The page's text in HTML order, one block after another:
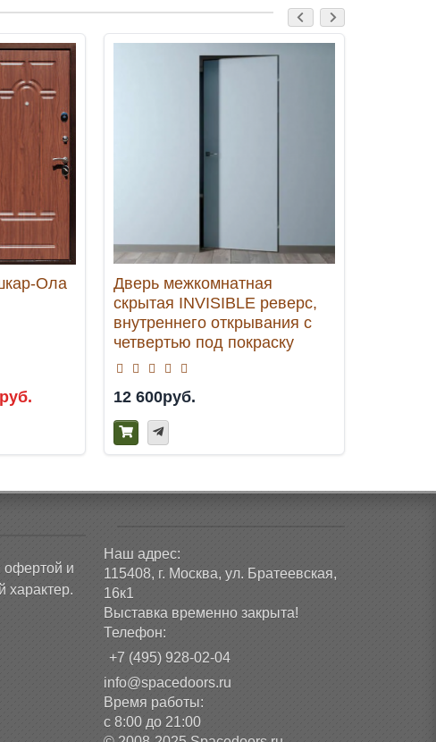
Ола
Дверь межкомнатная
скрытая INVISIBLE реверс,
внутреннего открывания с
четвертью под покраску
12 600руб.
офертой и
характер.
Наш адрес:
115408, г. Москва, ул. Братеевская,
16к1
Выставка временно закрыта!
Телефон:
+7 (495) 928-02-04
info@spacedoors.ru
Время работы:
с 8:00 до 21:00